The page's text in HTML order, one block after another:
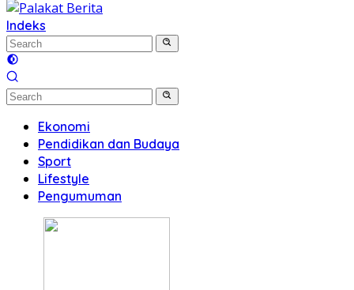
Indeks
Ekonomi
Pendidikan dan Budaya
Sport
Lifestyle
Pengumuman